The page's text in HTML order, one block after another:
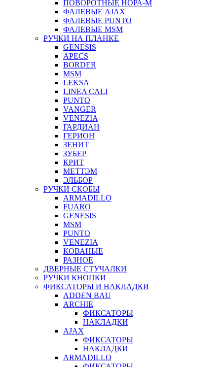
ПОВОРОТНЫЕ НОРА-М
ФАЛЕВЫЕ AJAX
ФАЛЕВЫЕ PUNTO
ФАЛЕВЫЕ MSM
РУЧКИ НА ПЛАНКЕ
GENESIS
APECS
BORDER
MSM
LEKSA
LINEA CALI
PUNTO
VANGER
VENEZIA
ГАРДИАН
ГЕРИОН
ЗЕНИТ
ЗУБЕР
КРИТ
МЕТТЭМ
ЭЛЬБОР
РУЧКИ СКОБЫ
ARMADILLO
FUARO
GENESIS
MSM
PUNTO
VENEZIA
КОВАНЫЕ
РАЗНОЕ
ДВЕРНЫЕ СТУЧАЛКИ
РУЧКИ КНОПКИ
ФИКСАТОРЫ И НАКЛАДКИ
ADDEN BAU
ARCHIE
ФИКСАТОРЫ
НАКЛАДКИ
AJAX
ФИКСАТОРЫ
НАКЛАДКИ
ARMADILLO